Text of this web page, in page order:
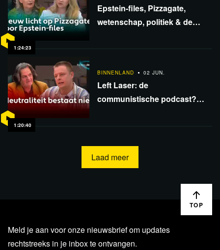
1:24:23
Epstein-files, Pizzagate,
wetenschap, politiek & de
1:20:40
BINNENLAND 02 JUN.
Left Laser: de
communistische podcast?
Laad meer
TOP
Meld je aan voor onze nieuwsbrief om updates
rechtstreeks in je inbox te ontvangen.